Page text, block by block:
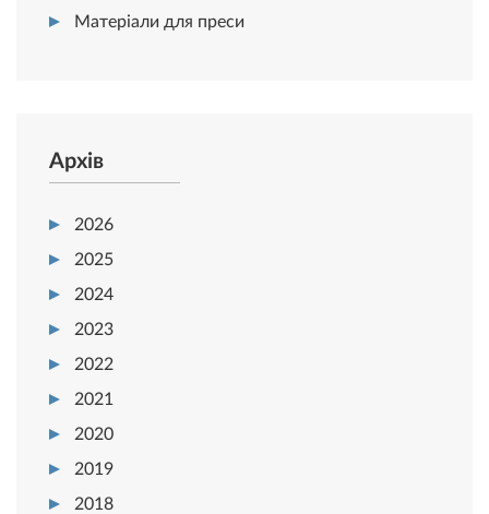
Матеріали для преси
Архів
2026
2025
2024
2023
2022
2021
2020
2019
2018